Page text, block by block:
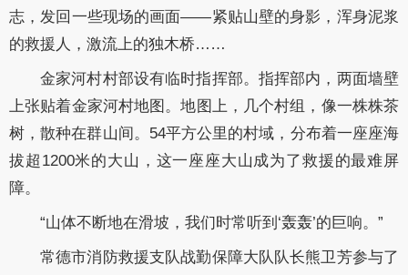
志，发回一些现场的画面——紧贴山壁的身影，浑身泥浆
的救援人，激流上的独木桥……
金家河村村部设有临时指挥部。指挥部内，两面墙壁
上张贴着金家河村地图。地图上，几个村组，像一株株茶
树，散种在群山间。54平方公里的村域，分布着一座座海
拔超1200米的大山，这一座座大山成为了救援的最难屏
障。
“山体不断地在滑坡，我们时常听到‘轰轰’的巨响。”
常德市消防救援支队战勤保障大队队长熊卫芳参与了